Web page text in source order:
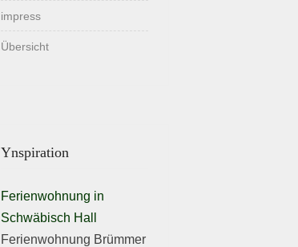
impress
Übersicht
Ynspiration
Ferienwohnung in
Schwäbisch Hall
Ferienwohnung Brümmer